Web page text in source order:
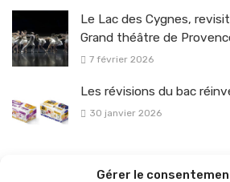
Gérer le
Le Lac des Cygnes,
Grand théâtre de
7 février 2026
Les révisions du bac
30 janvier 2026